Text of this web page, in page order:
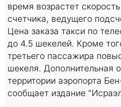
время возрастет
счетчика, ведущего
Цена заказа такси по
до 4.5 шекелей. Кроме
третьего пассажира
шекеля. Дополнительная
территории аэропорта
сообщает издание